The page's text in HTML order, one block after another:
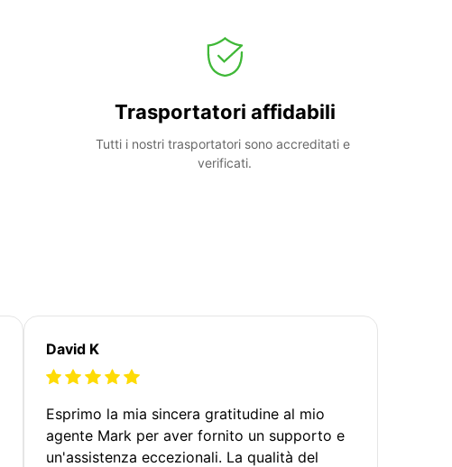
Trasportatori affidabili
Tutti i nostri trasportatori sono accreditati e
verificati.
David K
Esprimo la mia sincera gratitudine al mio
agente Mark per aver fornito un supporto e
un'assistenza eccezionali. La qualità del